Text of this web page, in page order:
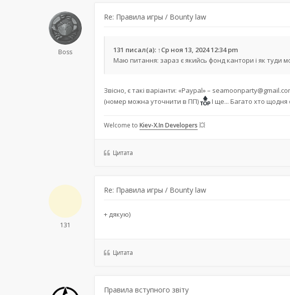
Boss
Re: Правила игры / Bounty law
131 писал(а): ↑Ср ноя 13, 2024 12:34 pm
Маю питання: зараз є якийсь фонд кантори і як туди
Звісно, є такі варіанти: «Paypal» –
(номер можна уточнити в ПП)
І ще... Багато хто щодня
Welcome to Kiev-X.In Developers 💥
Цитата
131
Re: Правила игры / Bounty law
+ дякую)
Цитата
Правила вступного звіту